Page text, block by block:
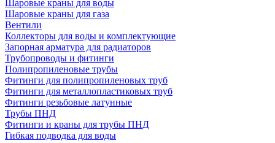
Шаровые краны для воды
Шаровые краны для газа
Вентили
Коллекторы для воды и комплектующие
Запорная арматура для радиаторов
Трубопроводы и фитинги
Полипропиленовые трубы
Фитинги для полипропиленовых труб
Фитинги для металлопластиковых труб
Фитинги резьбовые латунные
Трубы ПНД
Фитинги и краны для трубы ПНД
Гибкая подводка для воды